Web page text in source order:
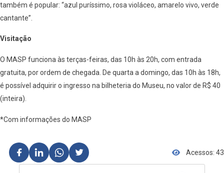
também é popular: “azul puríssimo, rosa violáceo, amarelo vivo, verde
cantante”.
Visitação
O MASP funciona às terças-feiras, das 10h às 20h, com entrada
gratuita, por ordem de chegada. De quarta a domingo, das 10h às 18h,
é possível adquirir o ingresso na bilheteria do Museu, no valor de R$ 40
(inteira).
*Com informações do MASP
Acessos: 43